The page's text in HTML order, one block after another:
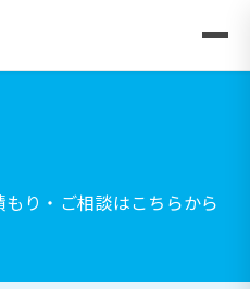
り・ご相談はこちらから